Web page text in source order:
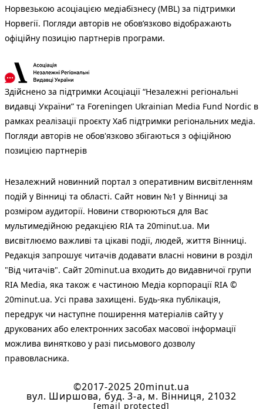
Норвезькою асоціацією медіабізнесу (MBL) за підтримки
Норвегії. Погляди авторів не обов’язково відображають
офіційну позицію партнерів програми.
Здійснено за підтримки Асоціації “Незалежні регіональні
видавці України” та Foreningen Ukrainian Media Fund Nordic в
рамках реалізації проєкту Хаб підтримки регіональних медіа.
Погляди авторів не обов'язково збігаються з офіційною
позицією партнерів
Незалежний новинний портал з оперативним висвітленням
подій у Вінниці та області. Сайт новин №1 у Вінниці за
розміром аудиторії. Новини створюються для Вас
мультимедійною редакцією RIA та 20minut.ua. Ми
висвітлюємо важливі та цікаві події, людей, життя Вінниці.
Редакція запрошує читачів додавати власні новини в розділ
"Від читачів". Сайт 20minut.ua входить до видавничої групи
RIA Media, яка також є частиною Медіа корпорації RIA ©
20minut.ua. Усі права захищені. Будь-яка публiкацiя,
передрук чи наступне поширення матеріалів сайту у
друкованих або електронних засобах масової інформації
можлива винятково у разі письмового дозволу
правовласника.
©2017-2025 20minut.ua
вул. Ширшова, буд. 3-а, м. Вінниця, 21032
[email protected]